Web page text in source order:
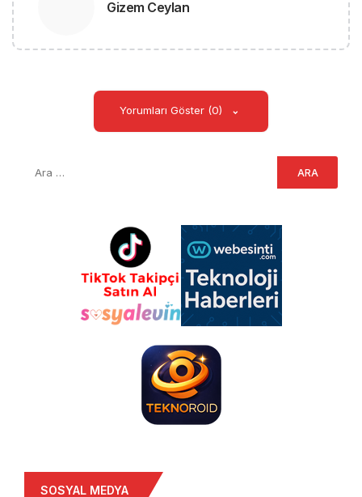
Gizem Ceylan
Yorumları Göster (0)
SOSYAL MEDYA